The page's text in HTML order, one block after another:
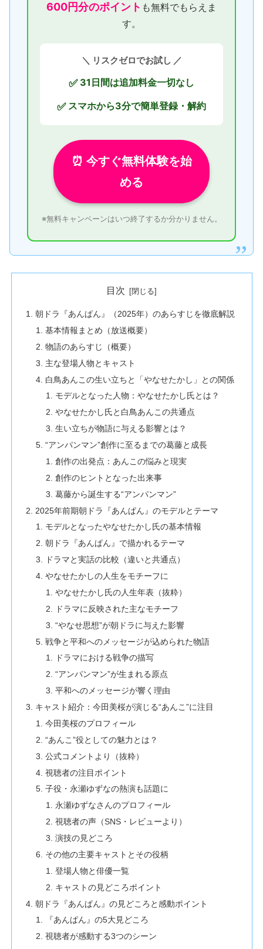
600円分のポイント も無料でもらえま
す。
＼ リスクゼロでお試し ／
✅31日間は追加料金一切なし
✅スマホから3分で簡単登録・解約
⏰ 今すぐ無料体験を始
める
※無料キャンペーンはいつ終了するか分かりません。
目次
朝ドラ『あんぱん』（2025年）のあらすじを徹底解説
基本情報まとめ（放送概要）
物語のあらすじ（概要）
主な登場人物とキャスト
白鳥あんこの生い立ちと「やなせたかし」との関係
モデルとなった人物：やなせたかし氏とは？
やなせたかし氏と白鳥あんこの共通点
生い立ちが物語に与える影響とは？
“アンパンマン”創作に至るまでの葛藤と成長
創作の出発点：あんこの悩みと現実
創作のヒントとなった出来事
葛藤から誕生する“アンパンマン”
2025年前期朝ドラ『あんぱん』のモデルとテーマ
モデルとなったやなせたかし氏の基本情報
朝ドラ『あんぱん』で描かれるテーマ
ドラマと実話の比較（違いと共通点）
やなせたかしの人生をモチーフに
やなせたかし氏の人生年表（抜粋）
ドラマに反映された主なモチーフ
“やなせ思想”が朝ドラに与えた影響
戦争と平和へのメッセージが込められた物語
ドラマにおける戦争の描写
“アンパンマン”が生まれる原点
平和へのメッセージが響く理由
キャスト紹介：今田美桜が演じる“あんこ”に注目
今田美桜のプロフィール
“あんこ”役としての魅力とは？
公式コメントより（抜粋）
視聴者の注目ポイント
子役・永瀬ゆずなの熱演も話題に
永瀬ゆずなさんのプロフィール
視聴者の声（SNS・レビューより）
演技の見どころ
その他の主要キャストとその役柄
登場人物と俳優一覧
キャストの見どころポイント
朝ドラ『あんぱん』の見どころと感動ポイント
『あんぱん』の5大見どころ
視聴者が感動する3つのシーン